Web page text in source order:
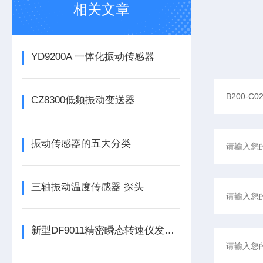
相关文章
YD9200A 一体化振动传感器
CZ8300低频振动变送器
振动传感器的五大分类
三轴振动温度传感器 探头
新型DF9011精密瞬态转速仪发布，为工业转速监测带来革新